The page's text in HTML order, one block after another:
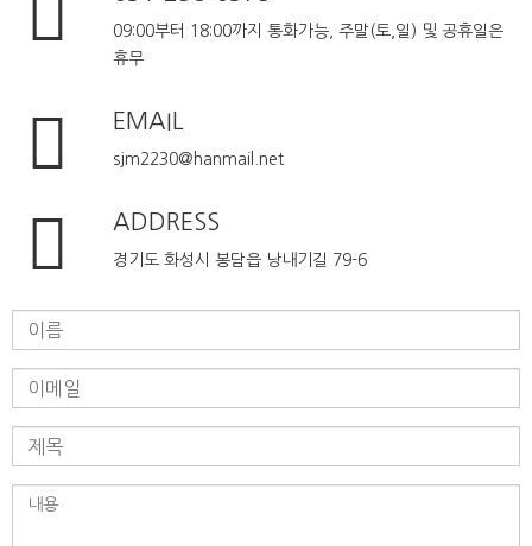
09:00부터 18:00까지 통화가능, 주말(토,일) 및 공휴일은
휴무
EMAIL
sjm2230@hanmail.net
ADDRESS
경기도 화성시 봉담읍 낭내기길 79-6